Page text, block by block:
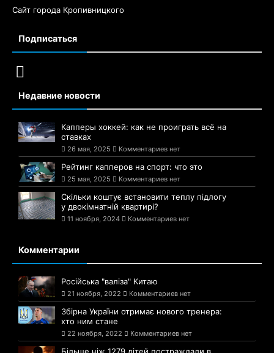
Сайт города Кропивницкого
Подписаться
Недавние новости
Капперы хоккей: как не проиграть всё на
ставках
26 мая, 2025 Комментариев нет
Рейтинг капперов на спорт: что это
25 мая, 2025 Комментариев нет
Скільки коштує встановити теплу підлогу
у двокімнатній квартирі?
11 ноября, 2024 Комментариев нет
Комментарии
Російська "валіза" Китаю
21 ноября, 2022 Комментариев нет
Збірна України отримає нового тренера:
хто ним стане
22 ноября, 2022 Комментариев нет
Більше ніж 1279 дітей постраждали в